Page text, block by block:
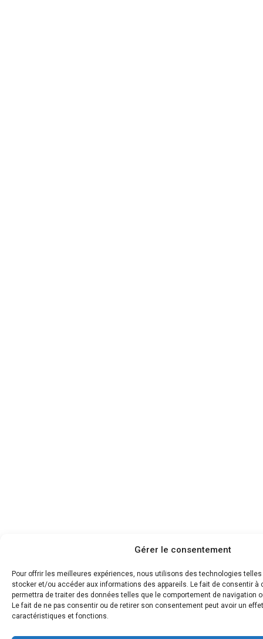
Gérer le consentement
Pour offrir les meilleures expériences, nous utilisons des technologies
stocker et/ou accéder aux informations des appareils. Le fait de consentir à
permettra de traiter des données telles que le comportement de navigation
Le fait de ne pas consentir ou de retirer son consentement peut avoir un
caractéristiques et fonctions.